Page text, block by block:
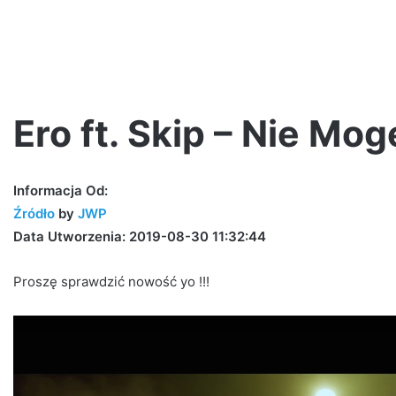
Ero ft. Skip – Nie
Informacja Od:
Źródło by JWP
Data Utworzenia: 2019-08-30 11:32:44
Proszę sprawdzić nowość yo !!!
@atutowy
/
Yottsu
VIDEO]